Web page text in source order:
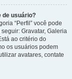
de usuário?
“Perfil” você pode
Gravatar, Galeria
ao critério do
os usuários podem
avatares, contate